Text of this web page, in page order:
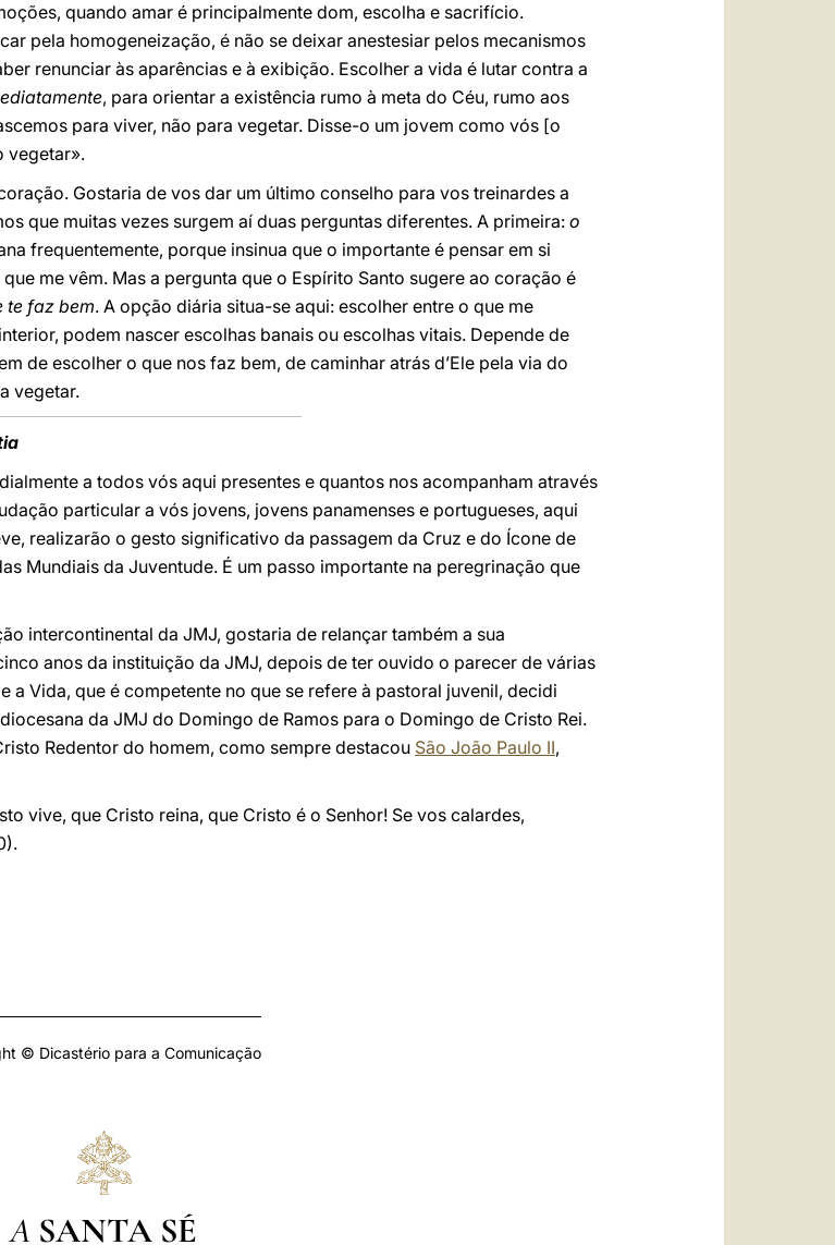
quando amar é principalmente dom, escolha e sacrifício.
pela homogeneização, é não se deixar anestesiar pelos mecanismos
renunciar às aparências e à exibição. Escolher a vida é lutar contra a
, para orientar a existência rumo à meta do Céu, rumo aos
para viver, não para vegetar. Disse-o um jovem como vós [o
vegetar».
Gostaria de vos dar um último conselho para vos treinardes a
que muitas vezes surgem aí duas perguntas diferentes. A primeira:o
frequentemente, porque insinua que o importante é pensar em si
me vêm. Mas a pergunta que o Espírito Santo sugere ao coração é
te faz bem. A opção diária situa-se aqui: escolher entre o que me
podem nascer escolhas banais ou escolhas vitais. Depende de
de escolher o que nos faz bem, de caminhar atrás d’Ele pela via do
vegetar.
a todos vós aqui presentes e quantos nos acompanham através
particular a vós jovens, jovens panamenses e portugueses, aqui
realizarão o gesto significativo da passagem da Cruz e do Ícone de
Mundiais da Juventude. É um passo importante na peregrinação que
intercontinental da JMJ, gostaria de relançar também a sua
anos da instituição da JMJ, depois de ter ouvido o parecer de várias
a Vida, que é competente no que se refere à pastoral juvenil, decidi
da JMJ do Domingo de Ramos para o Domingo de Cristo Rei.
Redentor do homem, como sempre destacou São João Paulo II,
vive, que Cristo reina, que Cristo é o Senhor! Se vos calardes,
© Dicastério para a Comunicação
A SANTA SÉ